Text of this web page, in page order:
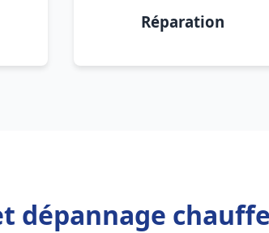
Réparation
dépannage